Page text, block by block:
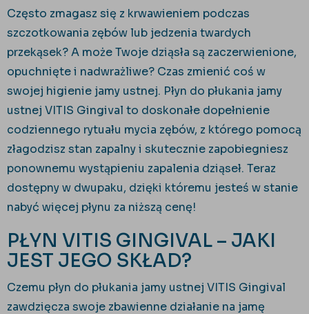
Często zmagasz się z krwawieniem podczas
szczotkowania zębów lub jedzenia twardych
przekąsek? A może Twoje dziąsła są zaczerwienione,
opuchnięte i nadwrażliwe? Czas zmienić coś w
swojej higienie jamy ustnej. Płyn do płukania jamy
ustnej VITIS Gingival to doskonałe dopełnienie
codziennego rytuału mycia zębów, z którego pomocą
złagodzisz stan zapalny i skutecznie zapobiegniesz
ponownemu wystąpieniu zapalenia dziąseł. Teraz
dostępny w dwupaku, dzięki któremu jesteś w stanie
nabyć więcej płynu za niższą cenę!
PŁYN VITIS GINGIVAL – JAKI
JEST JEGO SKŁAD?
Czemu płyn do płukania jamy ustnej VITIS Gingival
zawdzięcza swoje zbawienne działanie na jamę